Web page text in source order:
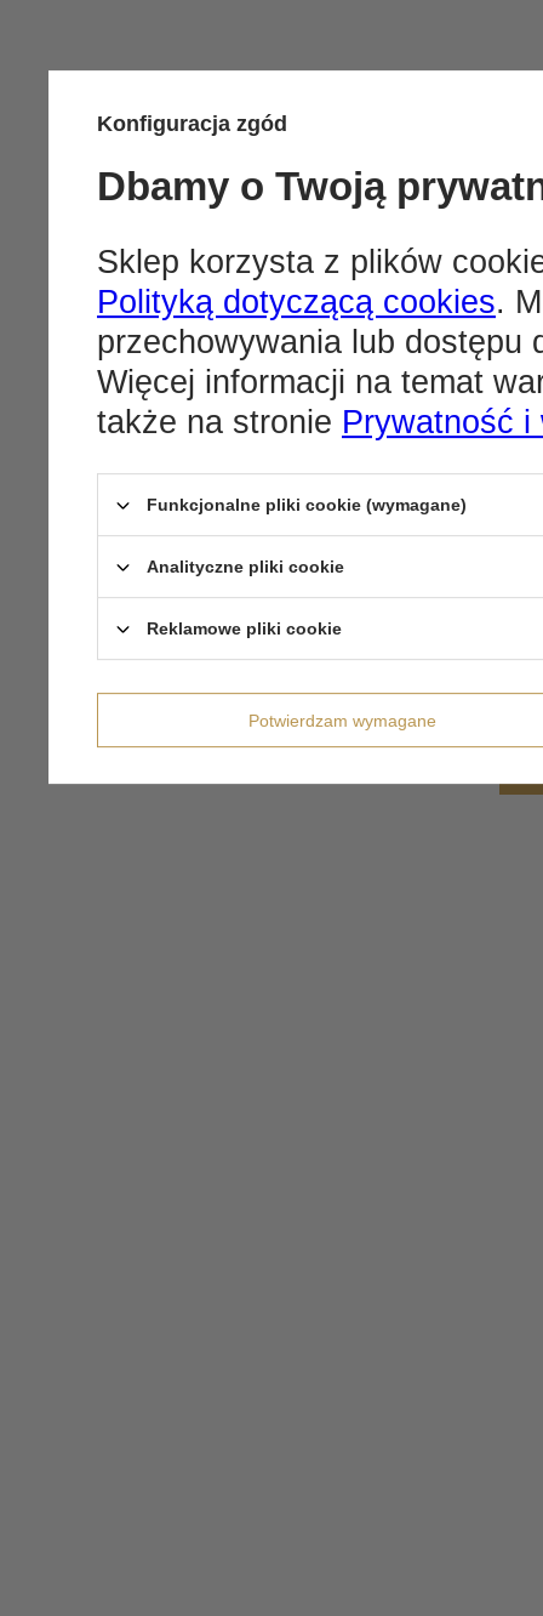
Konfiguracja zgód
Dbamy o Twoją
Sklep korzysta z plików
Polityką dotyczącą cookies.
przechowywania lub dostępu
Więcej informacji na temat
także na stronie Prywatność i
Funkcjonalne pliki cookie (wymagane)
Analityczne pliki cookie
Reklamowe pliki cookie
Potwierdzam wymagane